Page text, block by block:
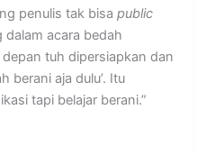
penulis tak bisapublic
acara bedah
tuh dipersiapkan dan
berani aja dulu’. Itu
tapi belajar berani.”